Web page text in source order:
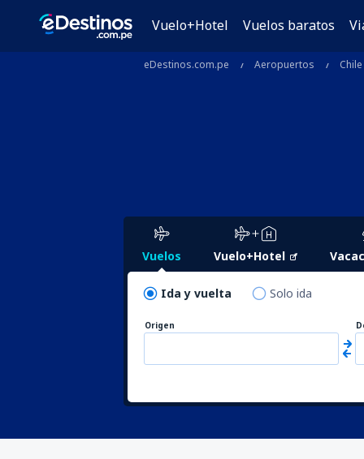
Vuelo+Hotel Vuelos baratos
eDestinos.com.pe Aeropuertos Chile
Vuelos Vuelo+Hotel
Ida y vuelta Solo ida
Origen